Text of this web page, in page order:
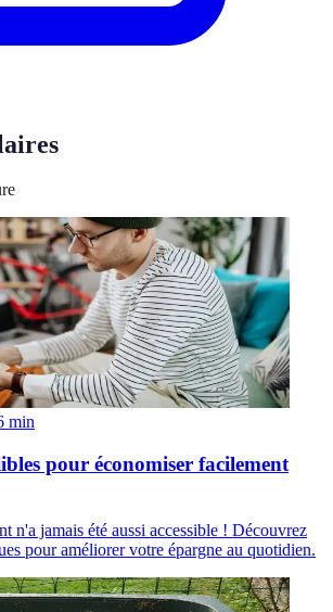
min
pour économiser facilement
n'a jamais été aussi accessible ! Découvrez
pour améliorer votre épargne au quotidien.